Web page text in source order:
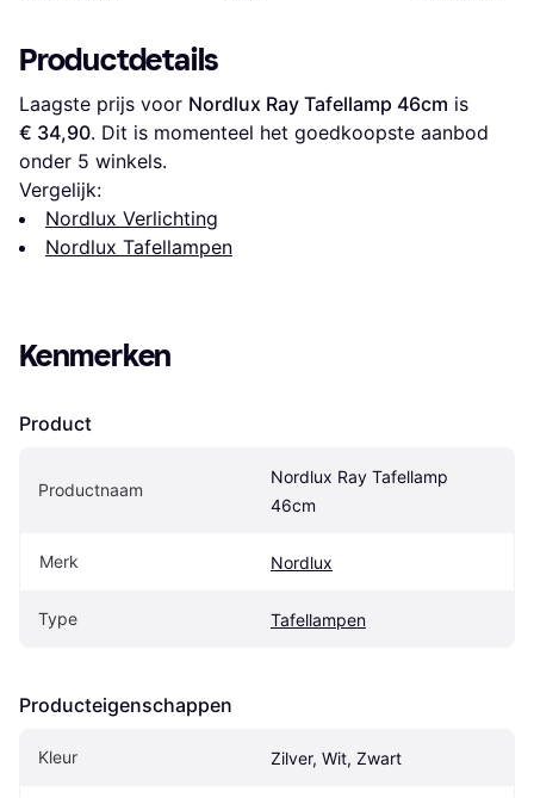
Productdetails
Laagste prijs voor Nordlux Ray Tafellamp 46cm
€ 34,90. Dit is momenteel het goedkoopste aanbod
onder 5 winkels.
Vergelijk:
Nordlux Verlichting
Nordlux Tafellampen
Kenmerken
Product
Productnaam
Nordlux Ray Tafellamp
46cm
Merk Nordlux
Type Tafellampen
Producteigenschappen
Kleur Zilver, Wit, Zwart